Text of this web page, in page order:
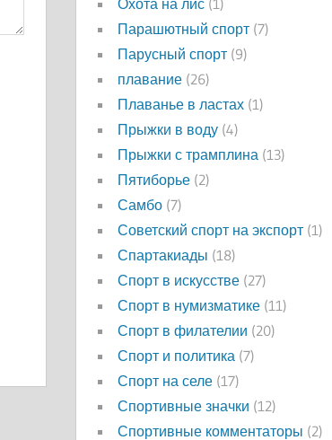
Парашютный спорт (7)
Парусный спорт (9)
плавание (26)
Плаванье в ластах (1)
Прыжки в воду (4)
Прыжки с трамплина (13)
Пятиборье (2)
Самбо (7)
Советский спорт на экспорт (1)
Спартакиады (18)
Спорт в искусстве (27)
Спорт в нумизматике (11)
Спорт в филателии (20)
Спорт и политика (7)
Спорт на селе (17)
Спортивные значки (12)
Спортивные комментаторы (2)